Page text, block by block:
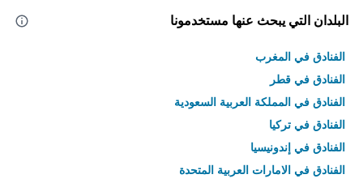
البلدان التي يبحث عنها مستخدمونا
الفنادق في المغرب
الفنادق في قطر
الفنادق في المملكة العربية السعودية
الفنادق في تركيا
الفنادق في إندونيسيا
الفنادق في الامارات العربية المتحدة